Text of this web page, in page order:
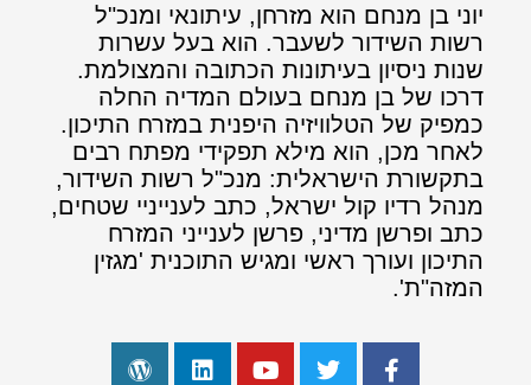
יוני בן מנחם הוא מזרחן, עיתונאי ומנכ"ל
רשות השידור לשעבר. הוא בעל עשרות
שנות ניסיון בעיתונות הכתובה והמצולמת.
דרכו של בן מנחם בעולם המדיה החלה
כמפיק של הטלוויזיה היפנית במזרח התיכון.
לאחר מכן, הוא מילא תפקידי מפתח רבים
בתקשורת הישראלית: מנכ"ל רשות השידור,
מנהל רדיו קול ישראל, כתב לענייניי שטחים,
כתב ופרשן מדיני, פרשן לענייני המזרח
התיכון ועורך ראשי ומגיש התוכנית 'מגזין
המזה"ת'.